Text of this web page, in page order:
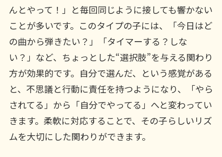
んとやって！」と毎回同じように接しても響かない
ことが多いです。このタイプの子には、「今日はど
の曲から弾きたい？」「タイマーする？しな
い？」など、ちょっとした“選択肢”を与える関わり
方が効果的です。自分で選んだ、という感覚がある
と、不思議と行動に責任を持つようになり、「やら
されてる」から「自分でやってる」へと変わってい
きます。柔軟に対応することで、その子らしいリズ
ムを大切にした関わりができます。